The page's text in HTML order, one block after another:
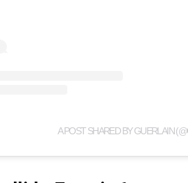
A POST SHARED BY GUERLAIN